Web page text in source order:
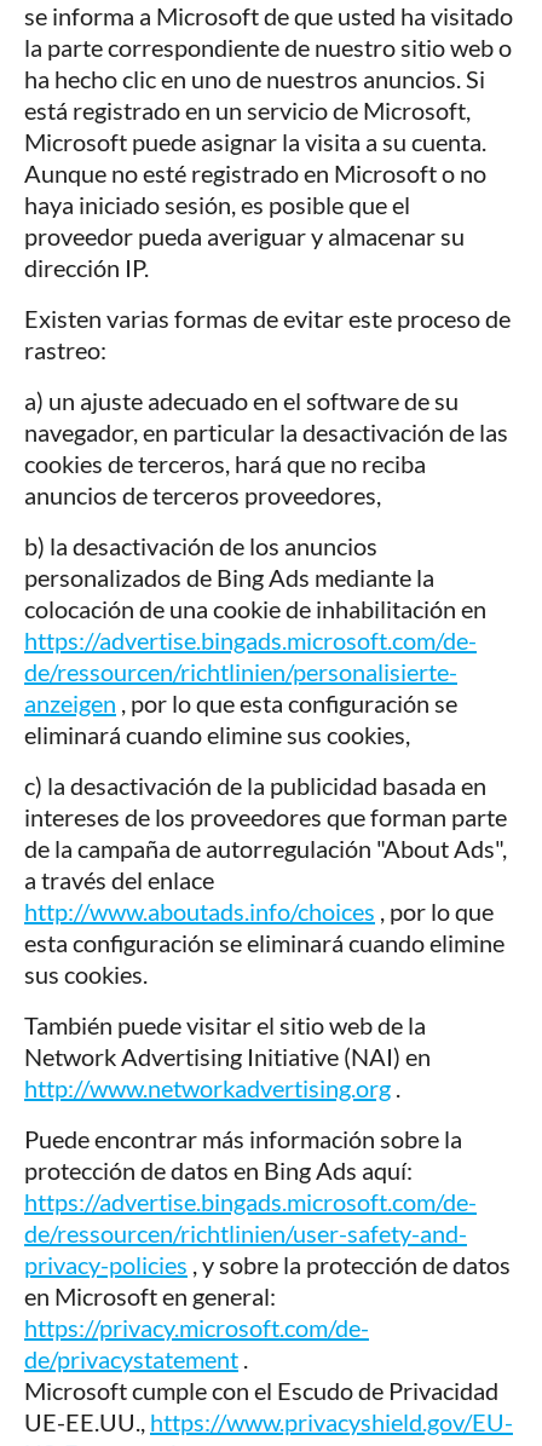
se informa a Microsoft de que usted ha visitado
la parte correspondiente de nuestro sitio web o
ha hecho clic en uno de nuestros anuncios. Si
está registrado en un servicio de Microsoft,
Microsoft puede asignar la visita a su cuenta.
Aunque no esté registrado en Microsoft o no
haya iniciado sesión, es posible que el
proveedor pueda averiguar y almacenar su
dirección IP.
Existen varias formas de evitar este proceso de
rastreo:
a) un ajuste adecuado en el software de su
navegador, en particular la desactivación de las
cookies de terceros, hará que no reciba
anuncios de terceros proveedores,
b) la desactivación de los anuncios
personalizados de Bing Ads mediante la
colocación de una cookie de inhabilitación en
https://advertise.bingads.microsoft.com/de-
de/ressourcen/richtlinien/personalisierte-
anzeigen , por lo que esta configuración se
eliminará cuando elimine sus cookies,
c) la desactivación de la publicidad basada en
intereses de los proveedores que forman parte
de la campaña de autorregulación "About Ads",
a través del enlace
http://www.aboutads.info/choices , por lo que
esta configuración se eliminará cuando elimine
sus cookies.
También puede visitar el sitio web de la
Network Advertising Initiative (NAI) en
http://www.networkadvertising.org .
Puede encontrar más información sobre la
protección de datos en Bing Ads aquí:
https://advertise.bingads.microsoft.com/de-
de/ressourcen/richtlinien/user-safety-and-
privacy-policies , y sobre la protección de datos
en Microsoft en general:
https://privacy.microsoft.com/de-
de/privacystatement .
Microsoft cumple con el Escudo de Privacidad
UE-EE.UU., https://www.privacyshield.gov/EU-